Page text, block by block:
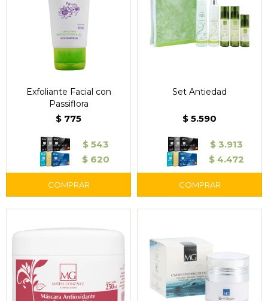
Exfoliante Facial con
Passiflora
$ 775
$ 543
$ 620
Set Antiedad
$ 5.590
$ 3.913
$ 4.472